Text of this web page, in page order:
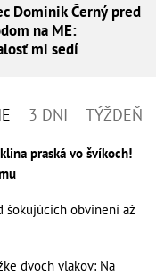
Dominik Černý pred
na ME:
mi sedí
3 DNI TÝŽDEŇ
praská vo švíkoch!
šokujúcich obvinení až
dvoch vlakov: Na